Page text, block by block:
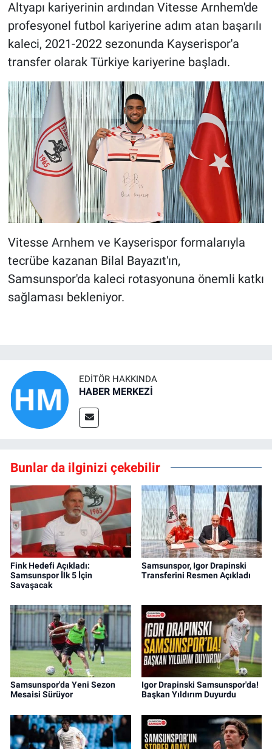
Altyapı kariyerinin ardından Vitesse Arnhem'de
profesyonel futbol kariyerine adım atan başarılı
kaleci, 2021-2022 sezonunda Kayserispor'a
transfer olarak Türkiye kariyerine başladı.
Vitesse Arnhem ve Kayserispor formalarıyla
tecrübe kazanan Bilal Bayazıt'ın,
Samsunspor'da kaleci rotasyonuna önemli katkı
sağlaması bekleniyor.
EDITÖR HAKKINDA
HABER MERKEZİ
Bunlar da ilginizi çekebilir
Fink Hedefi Açıkladı:
Samsunspor İlk 5 İçin
Savaşacak
Samsunspor, Igor Drapinski
Transferini Resmen Açıkladı
Samsunspor'da Yeni Sezon
Mesaisi Sürüyor
Igor Drapinski Samsunspor'da!
Başkan Yıldırım Duyurdu